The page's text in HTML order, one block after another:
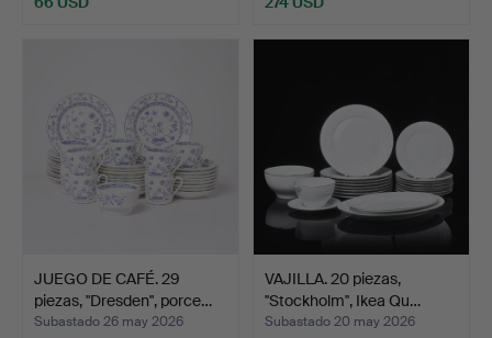
JUEGO DE CAFÉ. 29
piezas, "Dresden", porce…
Subastado 26 may 2026
VAJILLA. 20 piezas,
''Stockholm'', Ikea Qu…
Subastado 20 may 2026